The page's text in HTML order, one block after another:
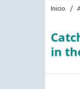
Inicio /
in